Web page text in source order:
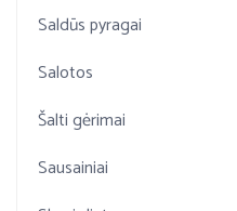
Saldūs pyragai
Salotos
Šalti gėrimai
Sausainiai